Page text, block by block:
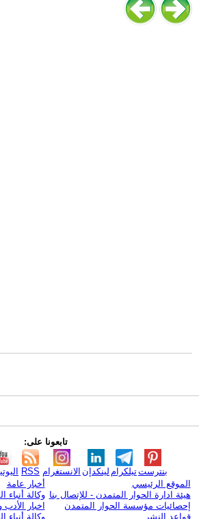
تابعونا على:
RSS الانستغرام لينكدإن تيلكرامبنترست
الموقع الرئيسي
هيئة ادارة الحوار المتمدن - للإتصال بنا
إحصائيات مؤسسة الحوار المتمدن
قواعد النشر
أخبار عامة
وكالة أنباء
اخبار الأدب
وكالة أنباء